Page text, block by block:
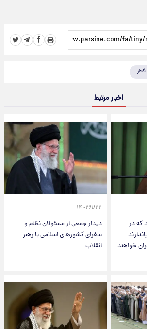
اخبار مرتبط
که در
خواهند
۱۴۰۳/۱/۲۲
دیدار جمعی از مسئولان نظام و
سفرای کشورهای اسلامی با رهبر
انقلاب